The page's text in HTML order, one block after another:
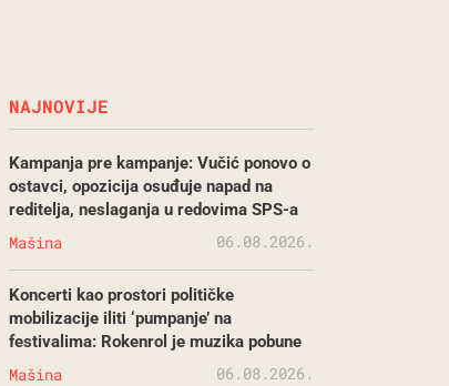
NAJNOVIJE
Kampanja pre kampanje: Vučić ponovo o
ostavci, opozicija osuđuje napad na
reditelja, neslaganja u redovima SPS-a
Mašina 06.08.2026.
Koncerti kao prostori političke
mobilizacije iliti ‘pumpanje’ na
festivalima: Rokenrol je muzika pobune
Mašina 06.08.2026.